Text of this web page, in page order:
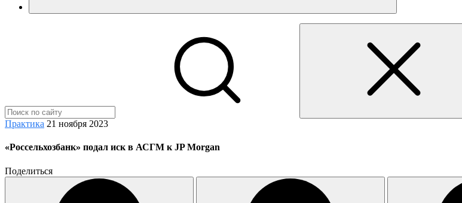
Практика 21 ноября 2023
«Россельхозбанк» подал иск в АСГМ к JP Morgan
Поделиться